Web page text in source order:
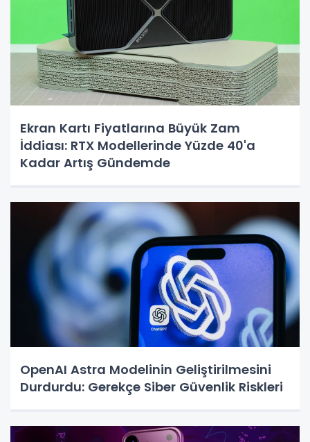
Ekran Kartı Fiyatlarına Büyük Zam
İddiası: RTX Modellerinde Yüzde 40'a
Kadar Artış Gündemde
OpenAI Astra Modelinin Geliştirilmesini
Durdurdu: Gerekçe Siber Güvenlik Riskleri